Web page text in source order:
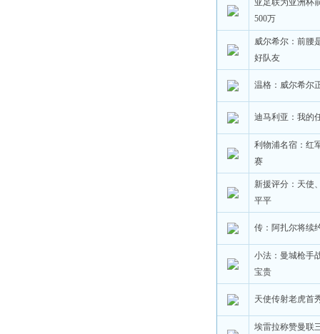
亚足联为亚洲杯
500万
威尔希尔：前腰
好队友
温格：威尔希尔
迪马利亚：我的
利物浦名宿：红
赛
新援评分：天使
平平
传：阿扎尔将续
小法：曼城枪手
宝贵
天使传射老虎首
埃雷拉称赞曼联